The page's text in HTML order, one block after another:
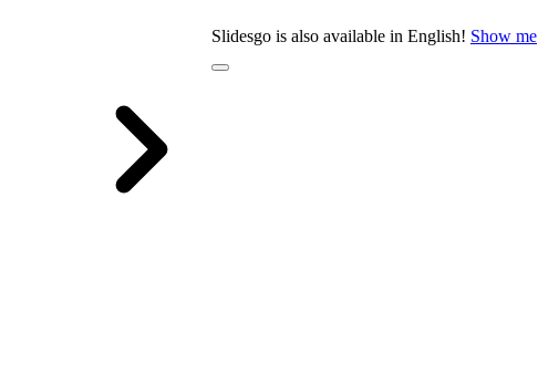
Slidesgo is also available in English! Show me